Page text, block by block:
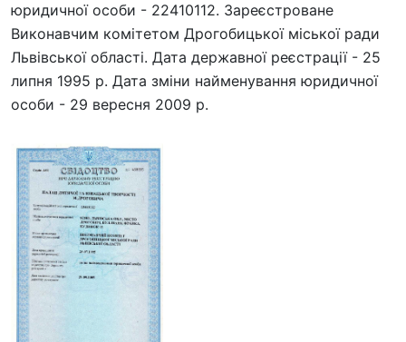
юридичної особи - 22410112. Зареєстроване
Виконавчим комітетом Дрогобицької міської ради
Львівської області. Дата державної реєстрації - 25
липня 1995 р. Дата зміни найменування юридичної
особи - 29 вересня 2009 р.